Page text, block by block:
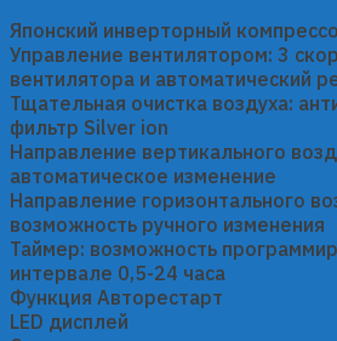
Японский инверторный
Управление вентилятором: 3
вентилятора и автоматический
Тщательная очистка воздуха:
фильтр Silver ion
Направление вертикального
автоматическое изменение
Направление горизонтального
возможность ручного изменения
Таймер: возможность
интервале 0,5-24 часа
Функция Авторестарт
LED дисплей